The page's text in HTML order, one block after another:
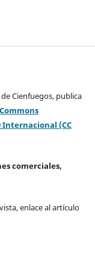
Cienfuegos, publica
(CC
comerciales,
enlace al artículo